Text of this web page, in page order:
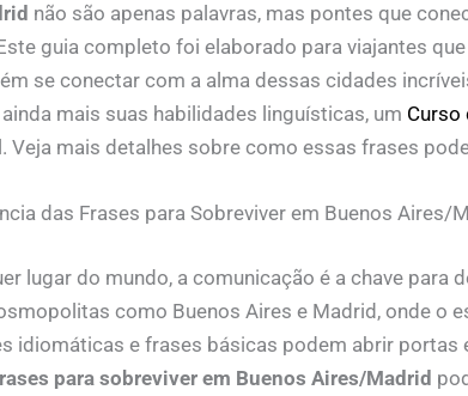
não são apenas palavras, mas pontes que
guia completo foi elaborado para viajantes
se conectar com a alma dessas cidades
mais suas habilidades linguísticas, um Curso
Veja mais detalhes sobre como essas frases
das Frases para Sobreviver em Buenos Aires/
lugar do mundo, a comunicação é a chave para
como Buenos Aires e Madrid, onde o
idiomáticas e frases básicas podem abrir portas
para sobreviver em Buenos Aires/Madrid